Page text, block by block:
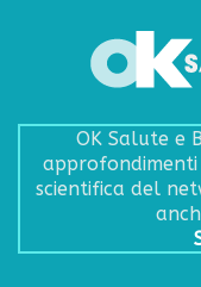
OK Salute e
approfondimenti
scientifica del